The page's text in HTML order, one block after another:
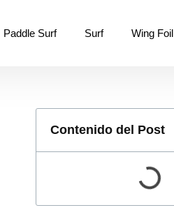
Paddle Surf Surf Wing Foil
Contenido del Post